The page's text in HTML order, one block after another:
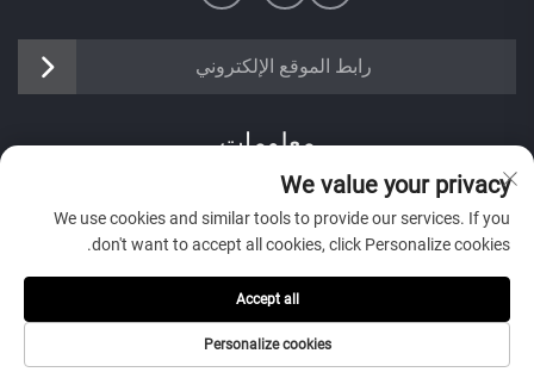
رابط الموقع الإلكتروني
معلومات
اشترك لتلقي نشرتنا الإخبارية الأسبوعية
إرسال
We value your privacy
We use cookies and similar tools to provide our services. If you
don't want to accept all cookies, click Personalize cookies.
Personalize cookies
Accept all